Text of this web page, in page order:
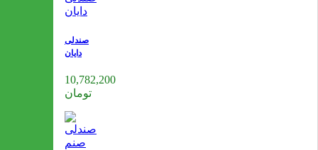
صندلی
دایان
10,782,200
تومان